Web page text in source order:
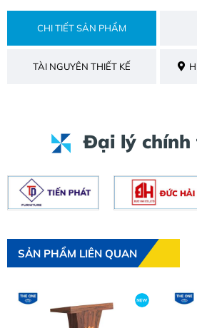
CHI TIẾT SẢN PHẨM
TÀI NGUYÊN THIẾT KẾ
Đại lý chính
SẢN PHẨM LIÊN QUAN